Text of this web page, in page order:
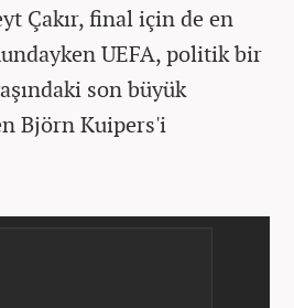
Çakır, final için de en
UEFA, politik bir
son büyük
Björn Kuipers'i